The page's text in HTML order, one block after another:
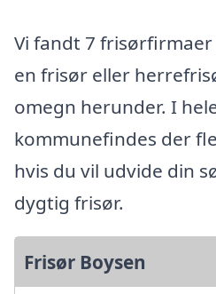
Vi fandt 7 frisørfirmaer
en frisør eller
omegn herunder. I
kommunefindes der
hvis du vil udvide din
dygtig frisør.
Frisør Boysen